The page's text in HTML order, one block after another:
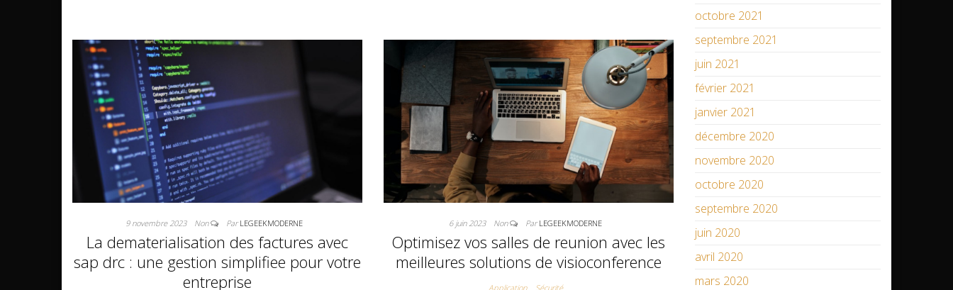
9 novembre 2023 Non ParLEGEEKMODERNE
La dematerialisation des factures avec
sap drc : une gestion simplifiee pour votre
entreprise
6 juin 2023 Non ParLEGEEKMODERNE
Optimisez vos salles de reunion avec les
meilleures solutions de visioconference
Application Sécurité
octobre 2021
septembre 2021
juin 2021
février 2021
janvier 2021
décembre 2020
novembre 2020
octobre 2020
septembre 2020
juin 2020
avril 2020
mars 2020